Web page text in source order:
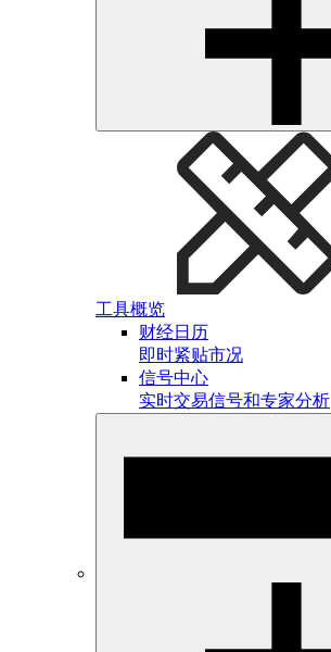
工具概览
财经日历
即时紧贴市况
信号中心
实时交易信号和专家分析